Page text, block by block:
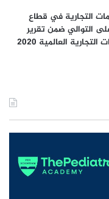
التجارية في قطاع
التوالي ضمن تقرير
العالمية 2020